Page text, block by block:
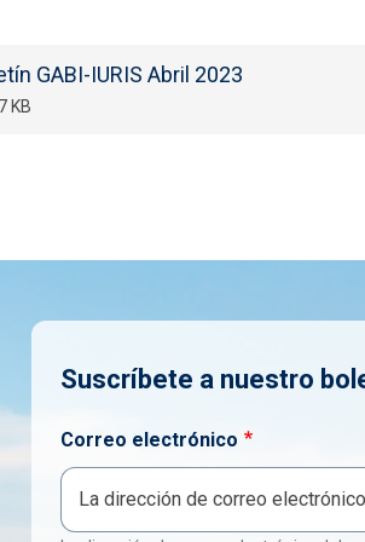
GABI-IURIS Abril 2023
KB
Suscríbete a nuestro
Correo electrónico